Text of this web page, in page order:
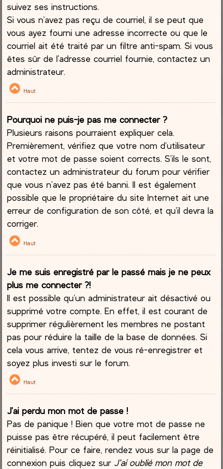
suivez ses instructions.
Si vous n’avez pas reçu de courriel, il se peut que
vous ayez fourni une adresse incorrecte ou que le
courriel ait été traité par un filtre anti-spam. Si vous
êtes sûr de l’adresse courriel fournie, contactez un
administrateur.
Haut
Pourquoi ne puis-je pas me connecter ?
Plusieurs raisons pourraient expliquer cela.
Premièrement, vérifiez que votre nom d’utilisateur
et votre mot de passe soient corrects. S’ils le sont,
contactez un administrateur du forum pour vérifier
que vous n’avez pas été banni. Il est également
possible que le propriétaire du site Internet ait une
erreur de configuration de son côté, et qu’il devra la
corriger.
Haut
Je me suis enregistré par le passé mais je ne peux
plus me connecter ?!
Il est possible qu’un administrateur ait désactivé ou
supprimé votre compte. En effet, il est courant de
supprimer régulièrement les membres ne postant
pas pour réduire la taille de la base de données. Si
cela vous arrive, tentez de vous ré-enregistrer et
soyez plus investi sur le forum.
Haut
J’ai perdu mon mot de passe !
Pas de panique ! Bien que votre mot de passe ne
puisse pas être récupéré, il peut facilement être
réinitialisé. Pour ce faire, rendez vous sur la page de
connexion puis cliquez sur J’ai oublié mon mot de